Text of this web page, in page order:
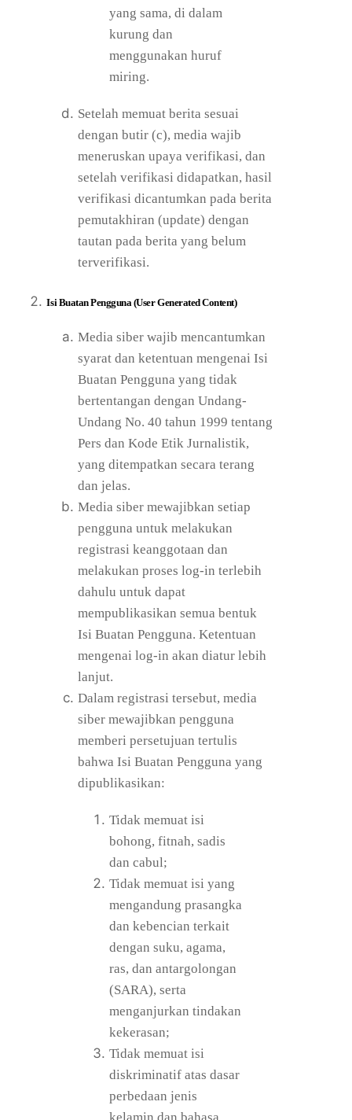
yang sama, di dalam
kurung dan
menggunakan huruf
miring.
Setelah memuat berita sesuai
dengan butir (c), media wajib
meneruskan upaya verifikasi, dan
setelah verifikasi didapatkan, hasil
verifikasi dicantumkan pada berita
pemutakhiran (update) dengan
tautan pada berita yang belum
terverifikasi.
Isi Buatan Pengguna (User Generated Content)
Media siber wajib mencantumkan
syarat dan ketentuan mengenai Isi
Buatan Pengguna yang tidak
bertentangan dengan Undang-
Undang No. 40 tahun 1999 tentang
Pers dan Kode Etik Jurnalistik,
yang ditempatkan secara terang
dan jelas.
Media siber mewajibkan setiap
pengguna untuk melakukan
registrasi keanggotaan dan
melakukan proses log-in terlebih
dahulu untuk dapat
mempublikasikan semua bentuk
Isi Buatan Pengguna. Ketentuan
mengenai log-in akan diatur lebih
lanjut.
Dalam registrasi tersebut, media
siber mewajibkan pengguna
memberi persetujuan tertulis
bahwa Isi Buatan Pengguna yang
dipublikasikan:
Tidak memuat isi
bohong, fitnah, sadis
dan cabul;
Tidak memuat isi yang
mengandung prasangka
dan kebencian terkait
dengan suku, agama,
ras, dan antargolongan
(SARA), serta
menganjurkan tindakan
kekerasan;
Tidak memuat isi
diskriminatif atas dasar
perbedaan jenis